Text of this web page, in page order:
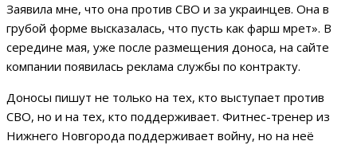
Заявила мне, что она против СВО и за украинцев. Она в
грубой форме высказалась, что пусть как фарш мрет». В
середине мая, уже после размещения доноса, на сайте
компании появилась реклама службы по контракту.
Доносы пишут не только на тех, кто выступает против
СВО, но и на тех, кто поддерживает. Фитнес-тренер из
Нижнего Новгорода поддерживает войну, но на неё